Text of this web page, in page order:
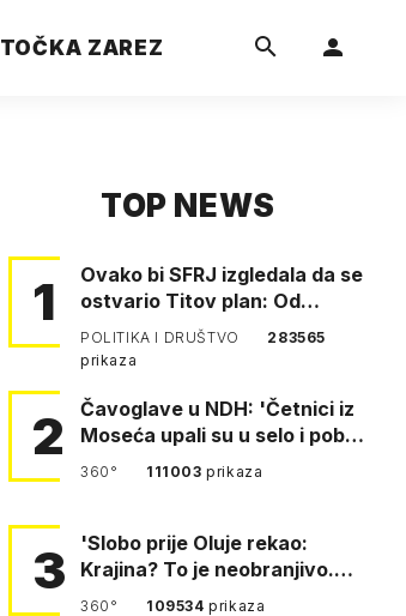
TOČKA ZAREZ
TOP NEWS
1
Ovako bi SFRJ izgledala da se
ostvario Titov plan: Od
Klagenfurta do Istanbula!
POLITIKA I DRUŠTVO
283565
prikaza
2
Čavoglave u NDH: 'Četnici iz
Moseća upali su u selo i pobili
obitelj Perković'
360° 111003prikaza
3
'Slobo prije Oluje rekao:
Krajina? To je neobranjivo.
Tuđmana zvao Krivousti'
360° 109534prikaza